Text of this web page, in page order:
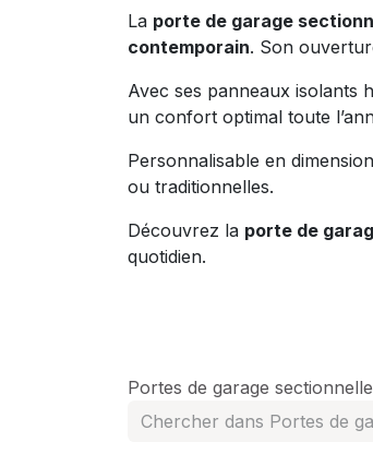
La porte de garage
contemporain. Son
Avec ses panneaux isolants
un confort optimal toute
Personnalisable en
ou traditionnelles.
Découvrez la porte de
quotidien.
Portes de garage